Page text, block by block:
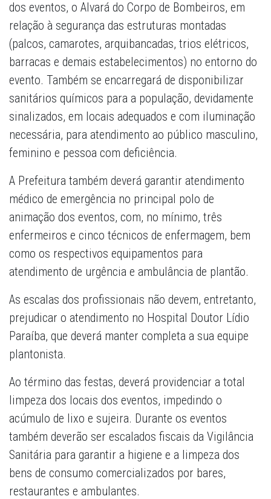
dos eventos, o Alvará do Corpo de Bombeiros, em
relação à segurança das estruturas montadas
(palcos, camarotes, arquibancadas, trios elétricos,
barracas e demais estabelecimentos) no entorno do
evento. Também se encarregará de disponibilizar
sanitários químicos para a população, devidamente
sinalizados, em locais adequados e com iluminação
necessária, para atendimento ao público masculino,
feminino e pessoa com deficiência.
A Prefeitura também deverá garantir atendimento
médico de emergência no principal polo de
animação dos eventos, com, no mínimo, três
enfermeiros e cinco técnicos de enfermagem, bem
como os respectivos equipamentos para
atendimento de urgência e ambulância de plantão.
As escalas dos profissionais não devem, entretanto,
prejudicar o atendimento no Hospital Doutor Lídio
Paraíba, que deverá manter completa a sua equipe
plantonista.
Ao término das festas, deverá providenciar a total
limpeza dos locais dos eventos, impedindo o
acúmulo de lixo e sujeira. Durante os eventos
também deverão ser escalados fiscais da Vigilância
Sanitária para garantir a higiene e a limpeza dos
bens de consumo comercializados por bares,
restaurantes e ambulantes.